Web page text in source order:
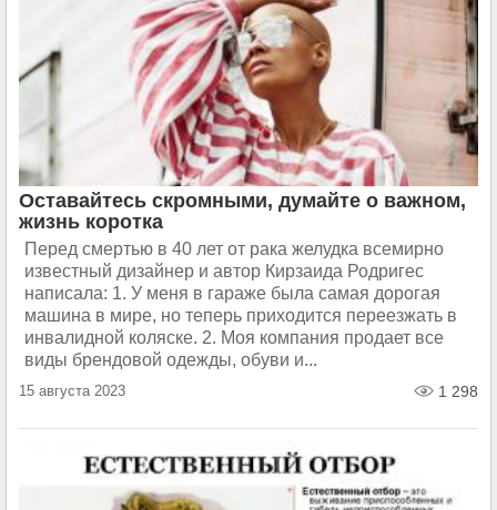
Оставайтесь скромными, думайте о важном,
жизнь коротка
Перед смертью в 40 лет от рака желудка всемирно
известный дизайнер и автор Кирзаида Родригес
написала: 1. У меня в гараже была самая дорогая
машина в мире, но теперь приходится переезжать в
инвалидной коляске. 2. Моя компания продает все
виды брендовой одежды, обуви и...
15 августа 2023 1 298